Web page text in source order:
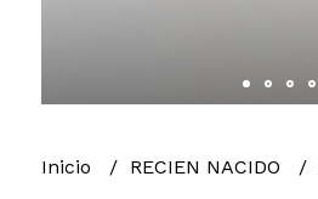
Inicio RECIEN NACIDO